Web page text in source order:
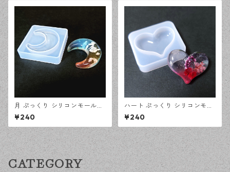
月 ぷっくり シリコンモールド
立体 レジン型 オルゴナイト モ
ールド ハンドメイド 資材【en
工房】
¥240
ハート ぷっくり シリコンモー
ルド 立体 レジン型 オルゴナイ
ト モールド ハンドメイド 資材
【en工房】
¥240
CATEGORY